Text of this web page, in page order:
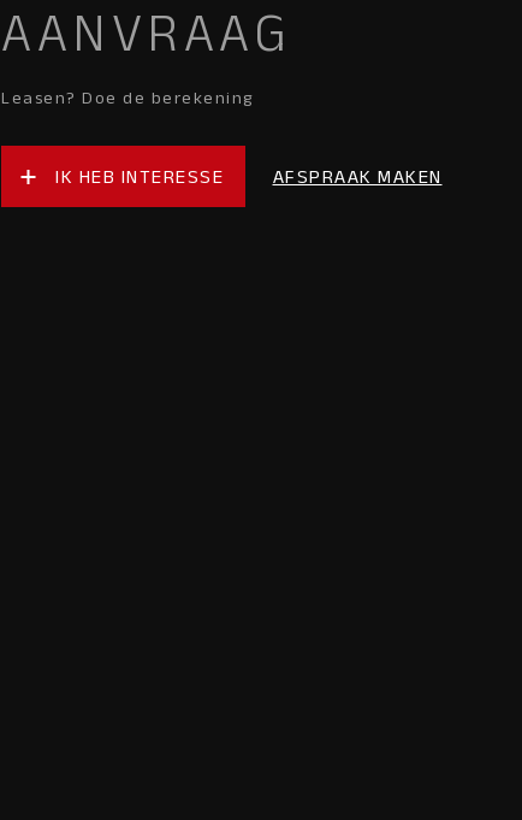
AANVRAAG
Leasen? Doe de berekening
IK HEB INTERESSE AFSPRAAK MAKEN